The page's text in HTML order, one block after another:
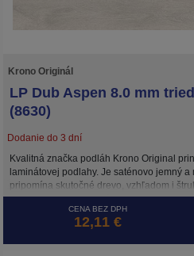
Krono Originál
LP Dub Aspen 8.0 mm
(8630)
Dodanie do 3 dní
Kvalitná značka podláh Krono Original
laminátovej podlahy. Je saténovo jemný
pripomína skutočné drevo, vzhľadom i
mimoriadne prirodzená na pohľad i na
CENA BEZ DPH
12,11 €